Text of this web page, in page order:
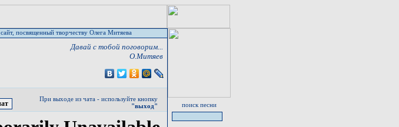
сайт, посвященный творчеству Олега Митяева
Давай с тобой поговорим...
О.Митяев
При выходе из чата - используйте кнопку
"выход"
поиск песни